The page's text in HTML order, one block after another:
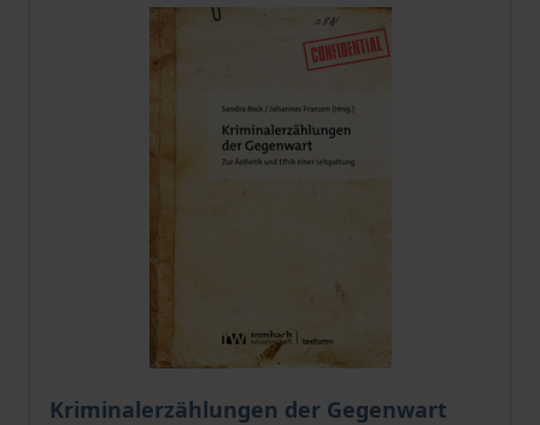
Kriminalerzählungen der Gegenwart
Der Preis dieses Titels richtet sich nach der